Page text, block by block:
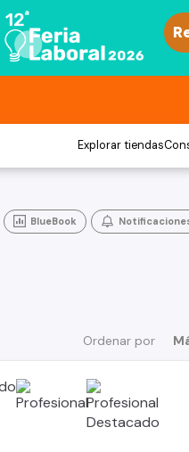
Explorar tiendas
BlueBook
Ordenar por